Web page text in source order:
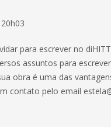
para escrever no
assuntos para
obra é uma das
contato pelo email